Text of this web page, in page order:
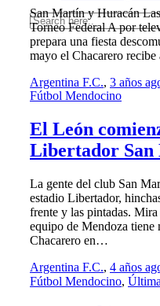
San Martín y Huracán
Torneo Federal A por
prepara una fiesta
mayo el Chacarero
Argentina F.C., 3 años
Fútbol Mendocino
El León
Libertador
La gente del club San
estadio Libertador,
frente y las pintadas.
equipo de Mendoza tiene
Chacarero en…
Argentina F.C., 4 años
Fútbol Mendocino,